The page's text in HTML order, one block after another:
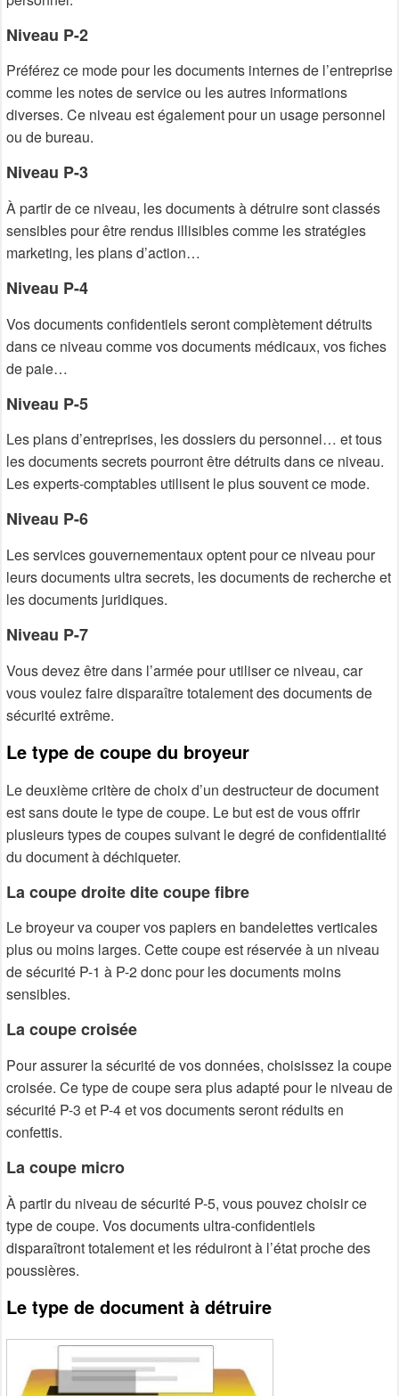
Niveau P-2
Préférez ce mode pour les documents internes de l’entreprise
comme les notes de service ou les autres informations
diverses. Ce niveau est également pour un usage personnel
ou de bureau.
Niveau P-3
À partir de ce niveau, les documents à détruire sont classés
sensibles pour être rendus illisibles comme les stratégies
marketing, les plans d’action…
Niveau P-4
Vos documents confidentiels seront complètement détruits
dans ce niveau comme vos documents médicaux, vos fiches
de paie…
Niveau P-5
Les plans d’entreprises, les dossiers du personnel… et tous
les documents secrets pourront être détruits dans ce niveau.
Les experts-comptables utilisent le plus souvent ce mode.
Niveau P-6
Les services gouvernementaux optent pour ce niveau pour
leurs documents ultra secrets, les documents de recherche et
les documents juridiques.
Niveau P-7
Vous devez être dans l’armée pour utiliser ce niveau, car
vous voulez faire disparaître totalement des documents de
sécurité extrême.
Le type de coupe du broyeur
Le deuxième critère de choix d’un destructeur de document
est sans doute le type de coupe. Le but est de vous offrir
plusieurs types de coupes suivant le degré de confidentialité
du document à déchiqueter.
La coupe droite dite coupe fibre
Le broyeur va couper vos papiers en bandelettes verticales
plus ou moins larges. Cette coupe est réservée à un niveau
de sécurité P-1 à P-2 donc pour les documents moins
sensibles.
La coupe croisée
Pour assurer la sécurité de vos données, choisissez la coupe
croisée. Ce type de coupe sera plus adapté pour le niveau de
sécurité P-3 et P-4 et vos documents seront réduits en
confettis.
La coupe micro
À partir du niveau de sécurité P-5, vous pouvez choisir ce
type de coupe. Vos documents ultra-confidentiels
disparaîtront totalement et les réduiront à l’état proche des
poussières.
Le type de document à détruire